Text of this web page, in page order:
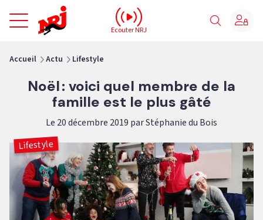
NRJ - Accueil
Ecouter NRJ
Accueil Actu Lifestyle
Noël : voici quel membre de la
famille est le plus gâté
Le 20 décembre 2019 par Stéphanie du Bois
Lifestyle